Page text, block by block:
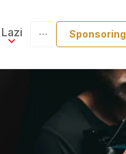
Lazi Sponsoring